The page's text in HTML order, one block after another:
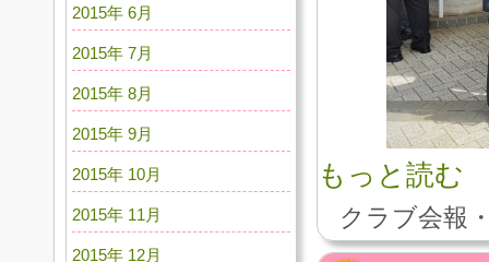
もっと読む
クラブ会報
2015年 6月
2015年 7月
2015年 8月
2015年 9月
2015年 10月
2015年 11月
2015年 12月